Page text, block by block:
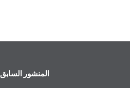
المنشور السابق